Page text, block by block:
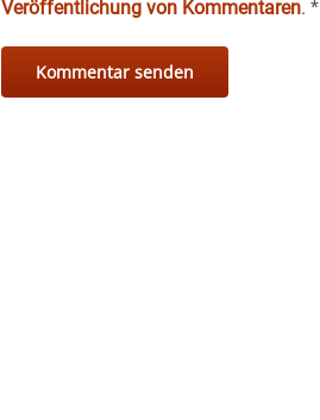
Veröffentlichung von Kommentaren.*